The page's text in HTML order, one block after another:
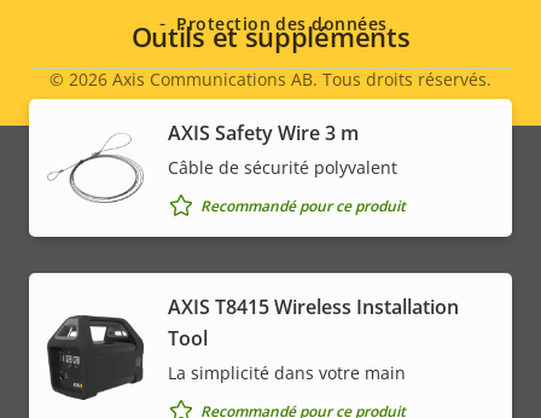
Outils et suppléments
AXIS Safety Wire 3 m
Câble de sécurité polyvalent
Recommandé pour ce produit
AXIS T8415 Wireless Installation
Tool
La simplicité dans votre main
Recommandé pour ce produit
Legal
menu
© 2026 Axis Communications AB. Tous droits réservés.
Protection des données